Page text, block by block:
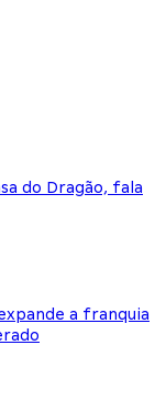
do Dragão, fala
a franquia